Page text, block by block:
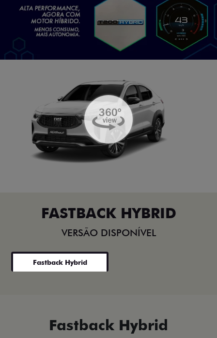
VISUALIZE O
VEÍCULO EM
360°
FASTBACK HYBRID
VERSÃO DISPONÍVEL
Fastback Hybrid
Fastback Hybrid